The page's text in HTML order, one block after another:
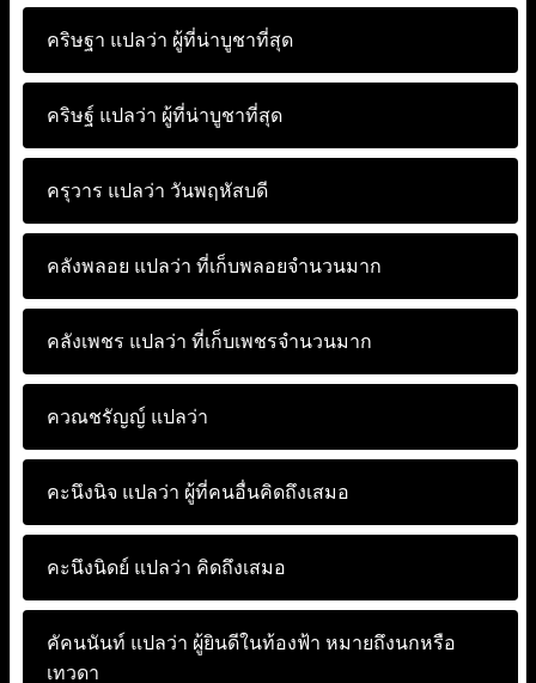
คริษฐา แปลว่า ผู้ที่น่าบูชาที่สุด
คริษฐ์ แปลว่า ผู้ที่น่าบูชาที่สุด
ครุวาร แปลว่า วันพฤหัสบดี
คลังพลอย แปลว่า ที่เก็บพลอยจำนวนมาก
คลังเพชร แปลว่า ที่เก็บเพชรจำนวนมาก
ควณชรัญญ์ แปลว่า
คะนึงนิจ แปลว่า ผู้ที่คนอื่นคิดถึงเสมอ
คะนึงนิดย์ แปลว่า คิดถึงเสมอ
คัคนนันท์ แปลว่า ผู้ยินดีในท้องฟ้า หมายถึงนกหรือ
เทวดา